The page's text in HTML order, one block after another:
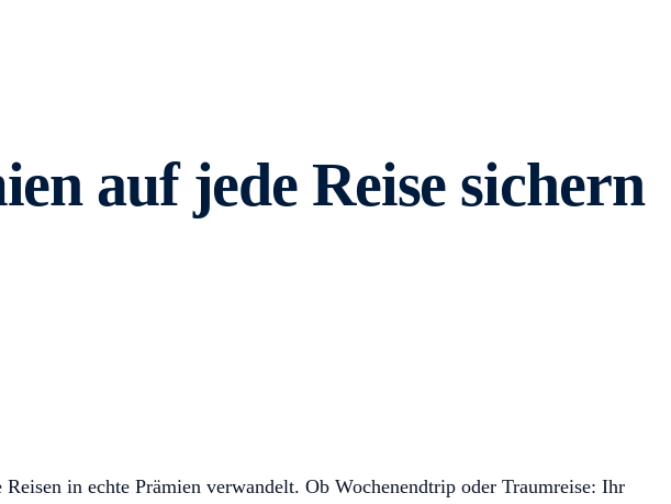
auf jede Reise sichern
in echte Prämien verwandelt. Ob Wochenendtrip oder Traumreise: Ihr